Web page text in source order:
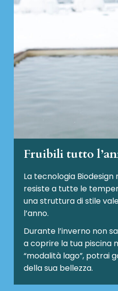
Fruibili tutto
La tecnologia
resiste a tutte le
una struttura di stile
l’anno.
Durante l’inverno non
a coprire la tua piscina
“modalità lago”, potrai
della sua bellezza.